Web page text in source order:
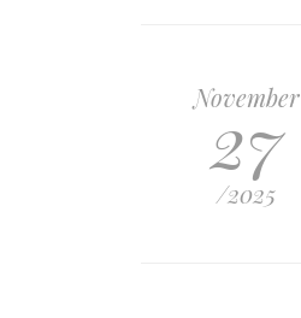
November
27
/2025